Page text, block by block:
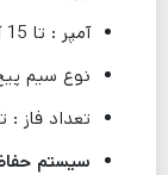
آمپر : تا 15 آمپر
نوع سیم پیچ :
تعداد فاز :
سیستم